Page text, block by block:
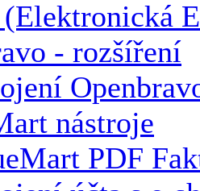
- rozšíření
nástroje
PDF